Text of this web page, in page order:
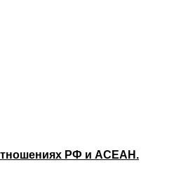
РФ и АСЕАН.